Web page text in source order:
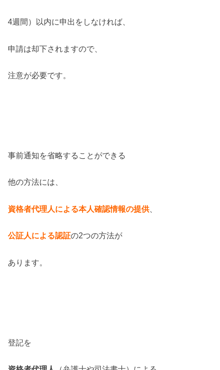
4週間）以内に申出をしなければ、
申請は却下されますので、
注意が必要です。
事前通知を省略することができる
他の方法には、
資格者代理人による本人確認情報の提供、
公証人による認証の2つの方法が
あります。
登記を